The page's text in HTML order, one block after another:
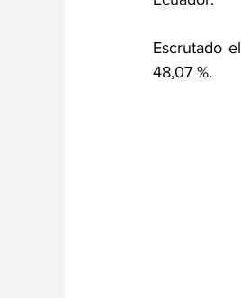
Escrutado
48,07 %.